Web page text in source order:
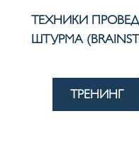
ТЕХНИКИ
ШТУРМА
ТРЕНИНГ